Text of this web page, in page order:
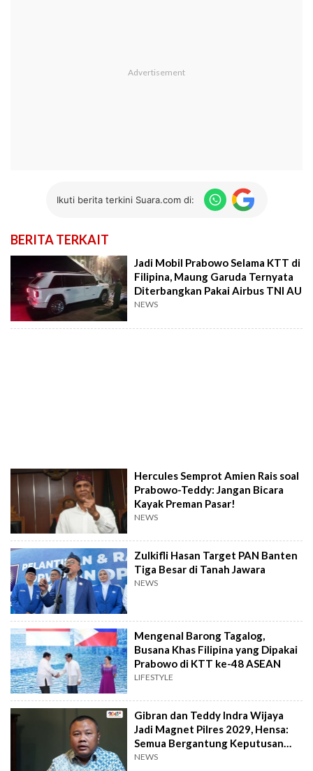
Ikuti berita terkini Suara.com di:
BERITA TERKAIT
Jadi Mobil Prabowo Selama KTT di
Filipina, Maung Garuda Ternyata
Diterbangkan Pakai Airbus TNI AU
NEWS
Hercules Semprot Amien Rais soal
Prabowo-Teddy: Jangan Bicara
Kayak Preman Pasar!
NEWS
Zulkifli Hasan Target PAN Banten
Tiga Besar di Tanah Jawara
NEWS
Mengenal Barong Tagalog,
Busana Khas Filipina yang Dipakai
Prabowo di KTT ke-48 ASEAN
LIFESTYLE
Gibran dan Teddy Indra Wijaya
Jadi Magnet Pilres 2029, Hensa:
Semua Bergantung Keputusan
Prabowo
NEWS